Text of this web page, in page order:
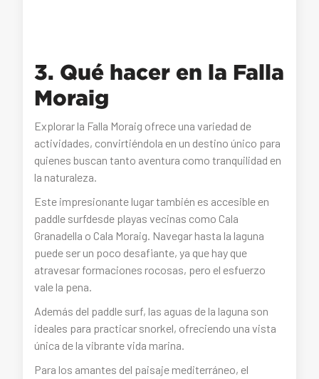
3. Qué hacer en la Falla
Moraig
Explorar la Falla Moraig ofrece una variedad de
actividades, convirtiéndola en un destino único para
quienes buscan tanto aventura como tranquilidad en
la naturaleza.
Este impresionante lugar también es accesible en
paddle surfdesde playas vecinas como Cala
Granadella o Cala Moraig. Navegar hasta la laguna
puede ser un poco desafiante, ya que hay que
atravesar formaciones rocosas, pero el esfuerzo
vale la pena.
Además del paddle surf, las aguas de la laguna son
ideales para practicar snorkel, ofreciendo una vista
única de la vibrante vida marina.
Para los amantes del paisaje mediterráneo, el